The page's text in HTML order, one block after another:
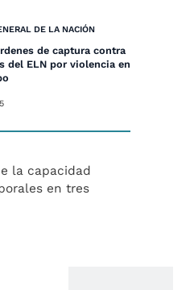
DE LA NACIÓN
de captura contra
del ELN por violencia en
la capacidad
en tres